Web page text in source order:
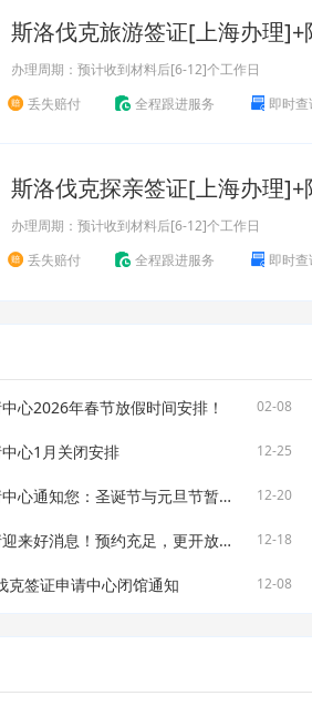
斯洛伐克旅游签证[上海办理]+
办理周期：预计收到材料后[6-12]个工作日
丢失赔付
全程跟进服务 即时查
斯洛伐克探亲签证[上海办理]+
办理周期：预计收到材料后[6-12]个工作日
丢失赔付
全程跟进服务 即时查
心2026年春节放假时间安排！ 02-08
心1月关闭安排 12-25
斯洛伐克签证申请中心通知您：圣诞节与元旦节暂停营业 12-20
斯洛伐克签证申请迎来好消息！预约充足，更开放现场受理！ 12-18
克签证申请中心闭馆通知 12-08